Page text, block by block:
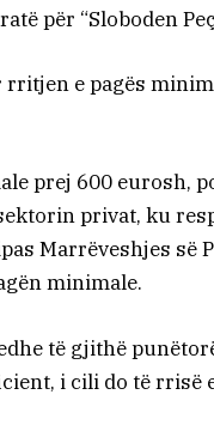
për “Sloboden
e pagës
prej 600 eurosh,
privat, ku
Marrëveshjes së
minimale.
të gjithë
i cili do të rrisë